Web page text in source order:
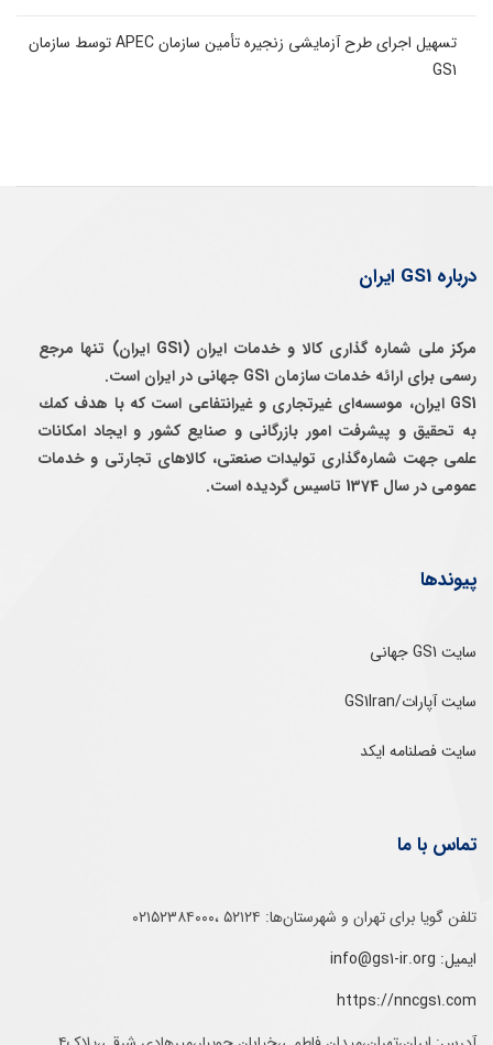
تسهیل اجرای طرح آزمایشی زنجیره تأمین سازمان APEC توسط سازمان
GS1
درباره GS1 ایران
مرکز ملی شماره گذاری کالا و خدمات ایران (GS1 ایران) تنها مرجع
رسمی برای ارائه خدمات سازمان GS1 جهانی در ایران است.
GS1 ایران، موسسه‌ای غيرتجاری و غيرانتفاعی است كه با هدف كمك
به تحقيق و پيشرفت امور بازرگانی و صنايع كشور و ايجاد امكانات
علمی جهت شماره‌گذاری توليدات صنعتی، كالاهای تجارتی و خدمات
عمومی در سال 1374 تاسيس گرديده است.
پیوندها
سایت GS1 جهانی
سایت آپارات/GS1Iran
سایت فصلنامه ایکد
تماس با ما
تلفن‌ گویا برای‌ تهران‌‌ و‌ شهرستان‌ها:‌ ۵۲۱۲۴ ،۰۲۱۵۲۳۸۴۰۰۰
ایمیل: info@gs1-ir.org
https://nncgs1.com